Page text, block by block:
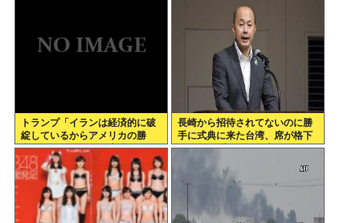
トランプ「イランは経済的に破
綻しているからアメリカの勝
利」ゴールポストが大移動
長崎から招待されてないのに勝
手に式典に来た台湾、席が格下
だとしてブチギレ欠席w